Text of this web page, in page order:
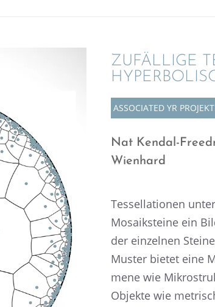
ZUFÄL­LIGE
ASSOCIA­TED YR
Nat Kendal-
Wienhard
Tessel­la­tio­nen
Mosaik­steine ein
der einzel­nen
Muster bietet eine
mene wie
Objekte wie